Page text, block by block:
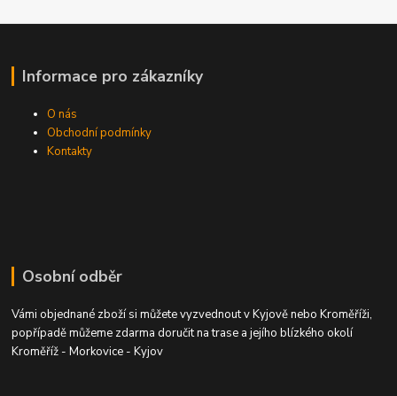
Informace pro zákazníky
O nás
Obchodní podmínky
Kontakty
Osobní odběr
Vámi objednané zboží si můžete vyzvednout v Kyjově nebo Kroměříži,
popřípadě můžeme zdarma doručit na trase a jejího blízkého okolí
Kroměříž - Morkovice - Kyjov